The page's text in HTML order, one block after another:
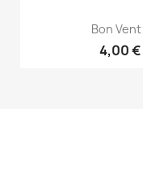
Aperçu
Bon Vent
4,00 €